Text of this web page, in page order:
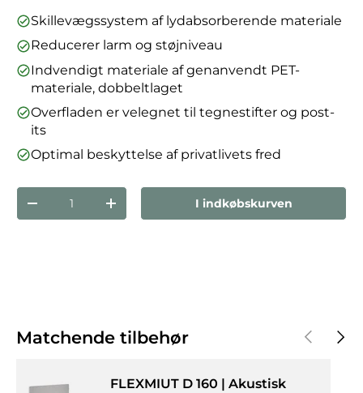
Skillevægssystem af lydabsorberende materiale
Reducerer larm og støjniveau
Indvendigt materiale af genanvendt PET-
materiale, dobbeltlaget
Overfladen er velegnet til tegnestifter og post-
its
Optimal beskyttelse af privatlivets fred
Antal
Reducer mængdenForøg mængdenI indkøbskurven
Matchende tilbehør Forrige
FLEXMIUT D 160 | Akustisk